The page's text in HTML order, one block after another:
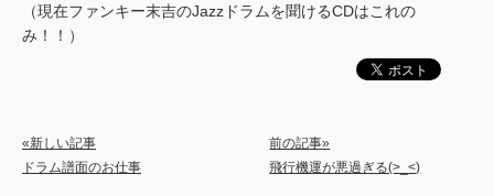
（現在ファンキー末吉のJazzドラムを聞けるCDはこれの
み！！）
«新しい記事
ドラム譜面のお仕事
前の記事»
飛行機運が悪過ぎる(>_<)